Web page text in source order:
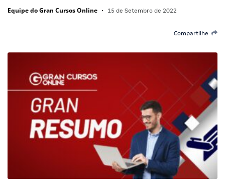
Equipe do Gran Cursos Online • 15 de Setembro de 2022
Compartilhe